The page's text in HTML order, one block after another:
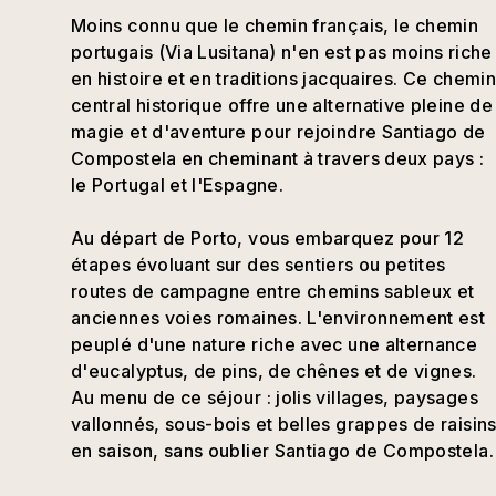
Moins connu que le chemin français, le chemin
portugais (Via Lusitana) n'en est pas moins riche
en histoire et en traditions jacquaires. Ce chemin
central historique offre une alternative pleine de
magie et d'aventure pour rejoindre Santiago de
Compostela en cheminant à travers deux pays :
le Portugal et l'Espagne.
Au départ de Porto, vous embarquez pour 12
étapes évoluant sur des sentiers ou petites
routes de campagne entre chemins sableux et
anciennes voies romaines. L'environnement est
peuplé d'une nature riche avec une alternance
d'eucalyptus, de pins, de chênes et de vignes.
Au menu de ce séjour : jolis villages, paysages
vallonnés, sous-bois et belles grappes de raisins
en saison, sans oublier Santiago de Compostela.